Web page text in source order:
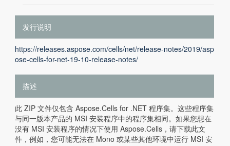
发行说明
https://releases.aspose.com/cells/net/release-notes/2019/asp
ose-cells-for-net-19-10-release-notes/
描述
此 ZIP 文件仅包含 Aspose.Cells for .NET 程序集。这些程序集
与同一版本产品的 MSI 安装程序中的程序集相同。如果您想在
没有 MSI 安装程序的情况下使用 Aspose.Cells，请下载此文
件，例如，您可能无法在 Mono 或某些其他环境中运行 MSI 安